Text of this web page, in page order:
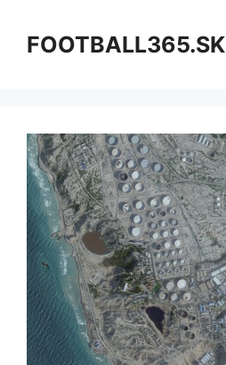
obsahFOOTBALL365.SK